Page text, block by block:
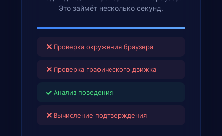
Это займёт несколько секунд.
✕ Проверка окружения браузера
✕ Проверка графического движка
✓ Анализ поведения
✕ Вычисление подтверждения